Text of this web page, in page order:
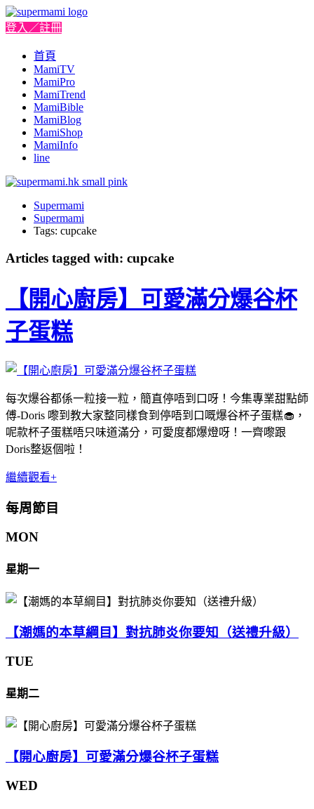
登入／註冊
首頁
MamiTV
MamiPro
MamiTrend
MamiBible
MamiBlog
MamiShop
MamiInfo
line
Supermami
Supermami
Tags: cupcake
Articles tagged with: cupcake
【開心廚房】可愛滿分爆谷杯
子蛋糕
每次爆谷都係一粒接一粒，簡直停唔到口呀！今集專業甜點師
傅-Doris 嚟到教大家整同樣食到停唔到口嘅爆谷杯子蛋糕🧁，
呢款杯子蛋糕唔只味道滿分，可愛度都爆燈呀！一齊嚟跟
Doris整返個啦！
繼續觀看+
每周節目
MON
星期一
【潮媽的本草綱目】對抗肺炎你要知（送禮升級）
TUE
星期二
【開心廚房】可愛滿分爆谷杯子蛋糕
WED